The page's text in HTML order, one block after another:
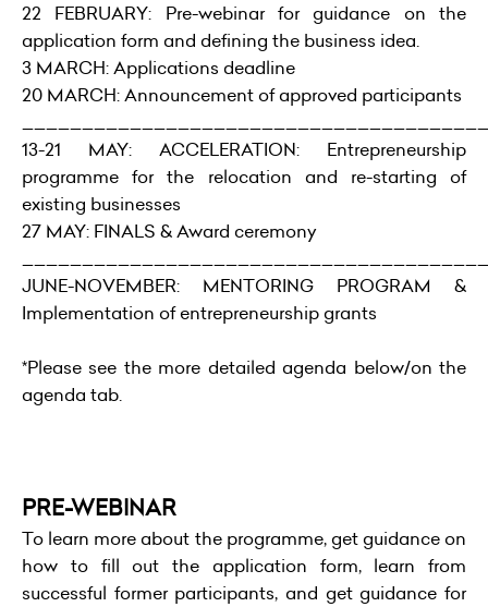
22 FEBRUARY: Pre-webinar for guidance on the
application form and defining the business idea.
3 MARCH: Applications deadline
20 MARCH: Announcement of approved participants
13-21 MAY: ACCELERATION: Entrepreneurship
programme for the relocation and re-starting of
existing businesses
27 MAY: FINALS & Award ceremony
JUNE-NOVEMBER: MENTORING PROGRAM &
Implementation of entrepreneurship grants
*Please see the more detailed agenda below/on the
agenda tab.
PRE-WEBINAR
To learn more about the programme, get guidance on
how to fill out the application form, learn from
successful former participants, and get guidance for